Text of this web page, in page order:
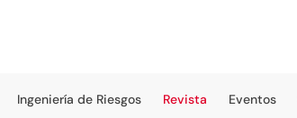
Ingeniería de Riesgos Revista Eventos